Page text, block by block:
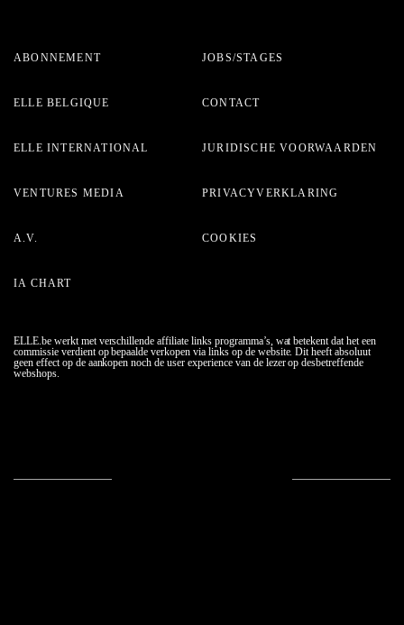
ABONNEMENT
ELLE BELGIQUE
JOBS/STAGES
CONTACT
ELLE INTERNATIONAL
VENTURES MEDIA
JURIDISCHE VOORWAARDEN
PRIVACYVERKLARING
A.V.
IA CHART
COOKIES
ELLE.be werkt met verschillende affiliate links programma’s, wat betekent dat het een
commissie verdient op bepaalde verkopen via links op de website. Dit heeft absoluut
geen effect op de aankopen noch de user experience van de lezer op desbetreffende
webshops.